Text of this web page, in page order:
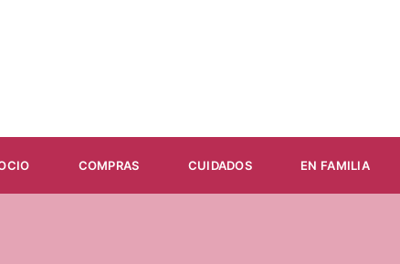
COMPRAS CUIDADOS EN FAMILIA